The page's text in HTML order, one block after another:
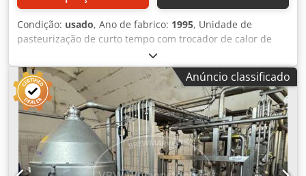
Condição: usado, Ano de fabrico: 1995, Unidade de
pasteurização de curto tempo com trocador de calor de
placas para aquecimento de 200 hl/h de bebida de 3 °C a
74 °C. Dedpfxszizt Io Af Tekr Máquina (adicional): Sistema
de pasteurização inline Capacidade: 20.000 l/h Material:
Aço inoxidável Equipamento: trocador de calor de placas;
quadro de comando com painel digital
Anúncio classificado